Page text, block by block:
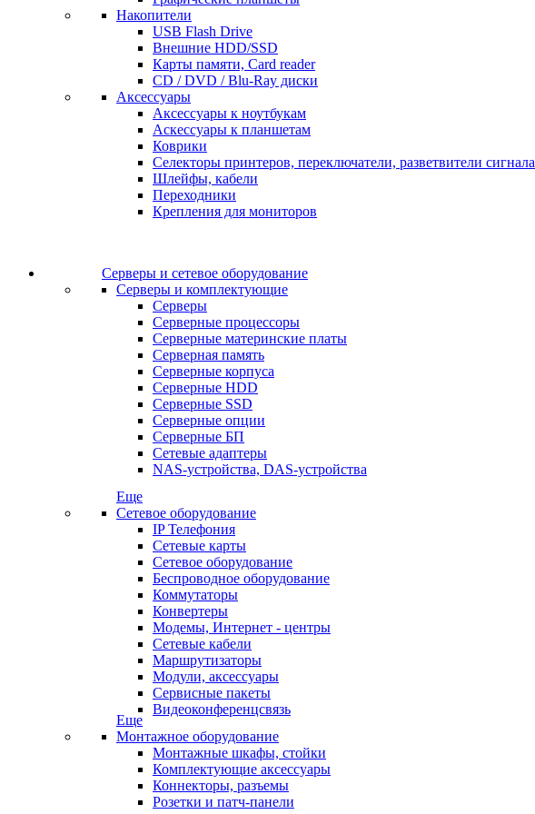
Накопители
USB Flash Drive
Внешние HDD/SSD
Карты памяти, Card reader
CD / DVD / Blu-Ray диски
Аксессуары
Аксессуары к ноутбукам
Аскессуары к планшетам
Коврики
Селекторы принтеров, переключатели, разветвители сигнала
Шлейфы, кабели
Переходники
Крепления для мониторов
Серверы и сетевое оборудование
Серверы и комплектующие
Серверы
Серверные процессоры
Серверные материнские платы
Серверная память
Серверные корпуса
Серверные HDD
Серверные SSD
Серверные опции
Серверные БП
Сетевые адаптеры
NAS-устройства, DAS-устройства
Еще
Сетевое оборудование
IP Телефония
Сетевые карты
Сетевое оборудование
Беспроводное оборудование
Коммутаторы
Конвертеры
Модемы, Интернет - центры
Сетевые кабели
Маршрутизаторы
Модули, аксессуары
Сервисные пакеты
Видеоконференцсвязь
Еще
Монтажное оборудование
Монтажные шкафы, стойки
Комплектующие аксессуары
Коннекторы, разъемы
Розетки и патч-панели